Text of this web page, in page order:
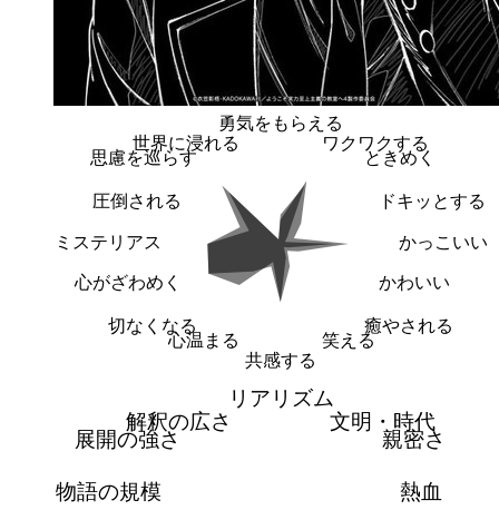
勇気をもらえる
ワクワクする
ときめく
ドキッとする
かっこいい
かわいい
癒やされる
笑える
共感する
心温まる
切なくなる
心がざわめく
ミステリアス
圧倒される
思慮を巡らす
世界に浸れる
リアリズム
文明・時代
親密さ
熱血
物語の規模
展開の強さ
解釈の広さ